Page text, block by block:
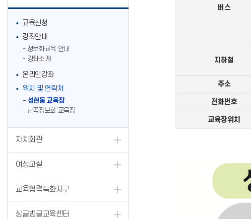
교육신청
강좌안내
정보화교육 안내
강좌소개
온라인강좌
위치 및 연락처
성현동 교육장
난곡정보화 교육장
자치회관
여성교실
교육협력특화지구
싱글벙글교육센터
버스
지하철
주소
전화번호
교육장위치